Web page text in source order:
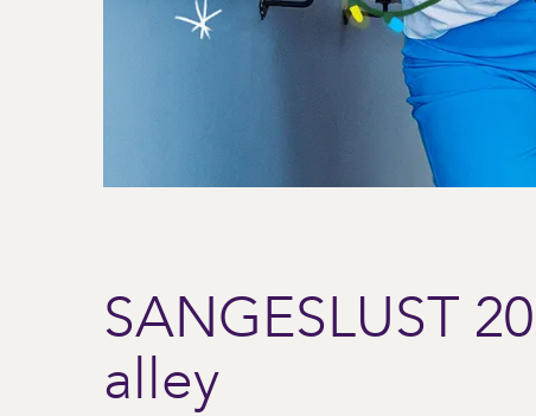
SANGESLUST
alley